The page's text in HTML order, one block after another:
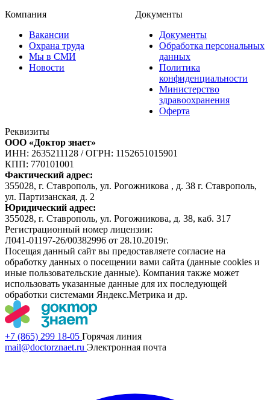
Компания
Вакансии
Охрана труда
Мы в СМИ
Новости
Документы
Документы
Обработка персональных
данных
Политика
конфиденциальности
Министерство
здравоохранения
Оферта
Реквизиты
ООО «Доктор знает»
ИНН: 2635211128 /ОГРН: 1152651015901
КПП: 770101001
Фактический адрес:
355028, г. Ставрополь, ул. Рогожникова , д. 38 г. Ставрополь,
ул. Партизанская, д. 2
Юридический адрес:
355028, г. Ставрополь, ул. Рогожникова, д. 38, каб. 317
Регистрационный номер лицензии:
Л041-01197-26/00382996 от 28.10.2019г.
Посещая данный сайт вы предоставляете согласие на
обработку данных о посещении вами сайта (данные cookies и
иные пользовательские данные). Компания также может
использовать указанные данные для их последующей
обработки системами Яндекс.Метрика и др.
+7 (865) 299 18-05 Горячая линия
mail@doctorznaet.ru Электронная почта